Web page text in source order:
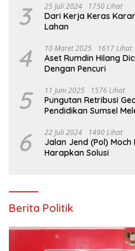
3 25 Juli 2024 1750 Lihat
Dari Kerja Keras
Lahan
4 10 Maret 2025 1617 Lihat
Aset Rumdin Hilang
Dengan Pencuri
5 11 Juni 2025 1576 Lihat
Pungutan Retribusi
Pendidikan Sumsel
6 22 Juli 2024 1490 Lihat
Jalan Jend (Pol)
Harapkan Solusi
Berita Politik